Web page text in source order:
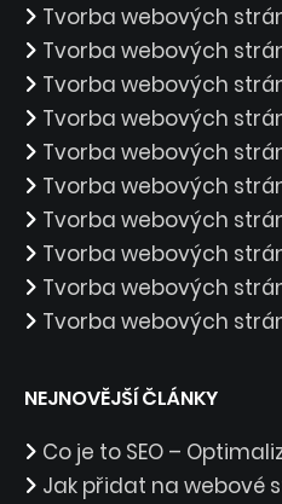
Tvorba webových
Tvorba webových
Tvorba webových
Tvorba webových
Tvorba webových
Tvorba webových
Tvorba webových
Tvorba webových
Tvorba webových
Tvorba webových
NEJNOVĚJŠÍ ČLÁNKY
Co je to SEO –
Jak přidat na webové